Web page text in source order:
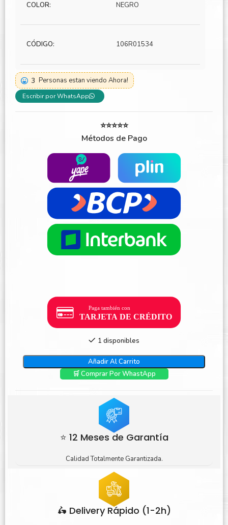
COLOR: NEGRO
CÓDIGO: 106R01534
3 Personas estan viendo Ahora!
Escribir por WhatsApp
⭐⭐⭐⭐⭐
Métodos de Pago
1 disponibles
Añadir Al Carrito
🛒 Comprar Por WhastApp
⭐ 12 Meses de Garantía
Calidad Totalmente Garantizada.
🛵 Delivery Rápido (1-2h)